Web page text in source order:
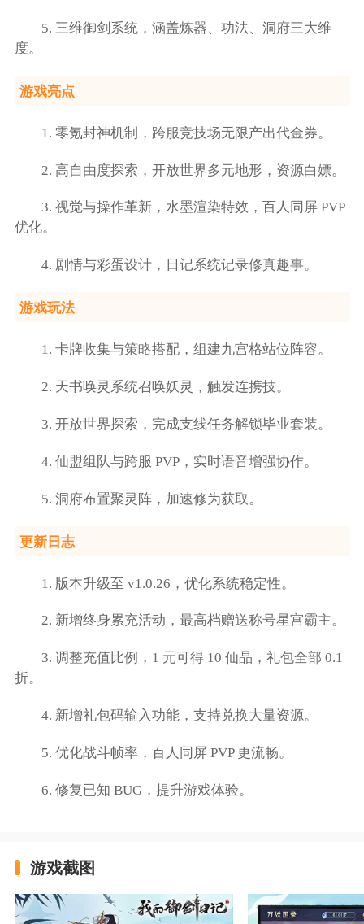
5. 三维御剑系统，涵盖炼器、功法、洞府三大维
度。
游戏亮点
1. 零氪封神机制，跨服竞技场无限产出代金券。
2. 高自由度探索，开放世界多元地形，资源白嫖。
3. 视觉与操作革新，水墨渲染特效，百人同屏 PVP
优化。
4. 剧情与彩蛋设计，日记系统记录修真趣事。
游戏玩法
1. 卡牌收集与策略搭配，组建九宫格站位阵容。
2. 天书唤灵系统召唤妖灵，触发连携技。
3. 开放世界探索，完成支线任务解锁毕业套装。
4. 仙盟组队与跨服 PVP，实时语音增强协作。
5. 洞府布置聚灵阵，加速修为获取。
更新日志
1. 版本升级至 v1.0.26，优化系统稳定性。
2. 新增终身累充活动，最高档赠送称号星宫霸主。
3. 调整充值比例，1 元可得 10 仙晶，礼包全部 0.1
折。
4. 新增礼包码输入功能，支持兑换大量资源。
5. 优化战斗帧率，百人同屏 PVP 更流畅。
6. 修复已知 BUG，提升游戏体验。
游戏截图